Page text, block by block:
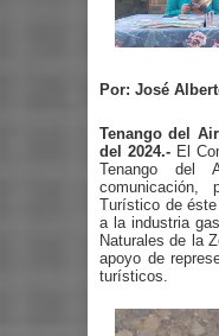
Por: José
Tenango del
del 2024.- El
Tenango del
comunicación,
Turístico de
a la industria
Naturales de la
apoyo de
turísticos.